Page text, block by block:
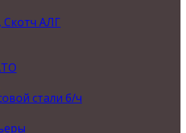
Скотч АЛГ
стали б/ч